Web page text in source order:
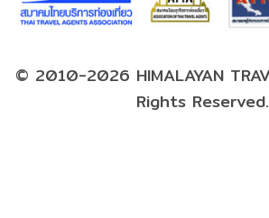
© 2010-2026 HIMALAYAN
Rights Reserved.